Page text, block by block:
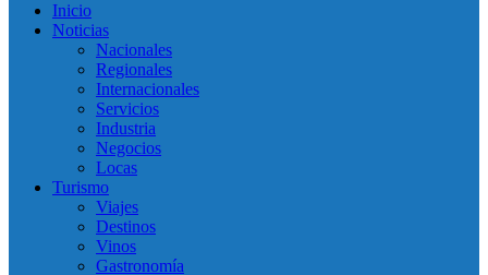
Inicio
Noticias
Nacionales
Regionales
Internacionales
Servicios
Industria
Negocios
Locas
Turismo
Viajes
Destinos
Vinos
Gastronomía